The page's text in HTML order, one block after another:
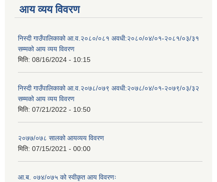
आय व्यय विवरण
निस्दी गाउँपालिकाको आ.व.२०८०/०८१ अवधी:२०८०/०४/०१-२०८१/०३/३१
सम्मको आय व्यय विवरण
मिति: 08/16/2024 - 10:15
निस्दी गाउँपालिकाको आ.व.२०७८/०७९ अवधी:२०७८/०४/०१-२०७९/०३/३२
सम्मको आय व्यय विवरण
मिति: 07/21/2022 - 10:50
२०७७/०७८ सालको आयव्यय विवरण
मिति: 07/15/2021 - 00:00
आ.ब. ०७४/०७५ को स्वीकृत आय विवरणः